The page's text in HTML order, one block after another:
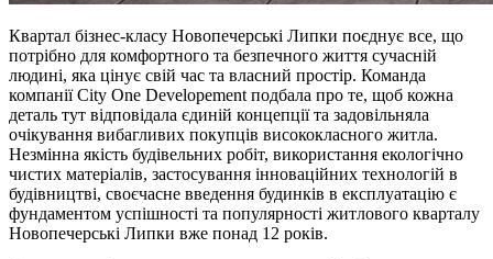
Квартал бізнес-класу Новопечерські Липки поєднує все, що
потрібно для комфортного та безпечного життя сучасній
людині, яка цінує свій час та власний простір. Команда
компанії City One Developement подбала про те, щоб кожна
деталь тут відповідала єдиній концепції та задовільняла
очікування вибагливих покупців висококласного житла.
Незмінна якість будівельних робіт, використання екологічно
чистих матеріалів, застосування інноваційних технологій в
будівництві, своєчасне введення будинків в експлуатацію є
фундаментом успішності та популярності житлового кварталу
Новопечерські Липки вже понад 12 років.